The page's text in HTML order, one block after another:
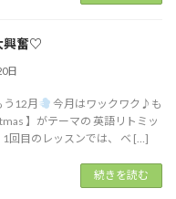
興奮♡
日
12月
今月はワックワク♪︎も
】がテーマの 英語リトミッ
1回目のレッスンでは、 ベ […]
続きを読む